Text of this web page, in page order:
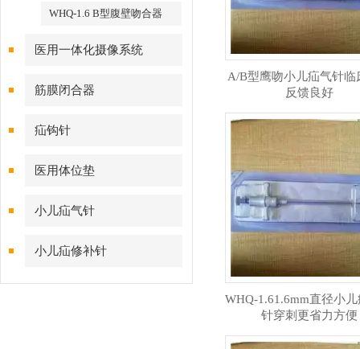
WHQ-1.6 B型腹壁吻合器
医用一体化摄像系统
筋膜闭合器
疝钩针
医用体位垫
小儿疝气针
小儿疝修补针
A/B型鹰吻小儿疝气针临
反馈良好
WHQ-1.61.6mm直径小
针穿刺更省力方便